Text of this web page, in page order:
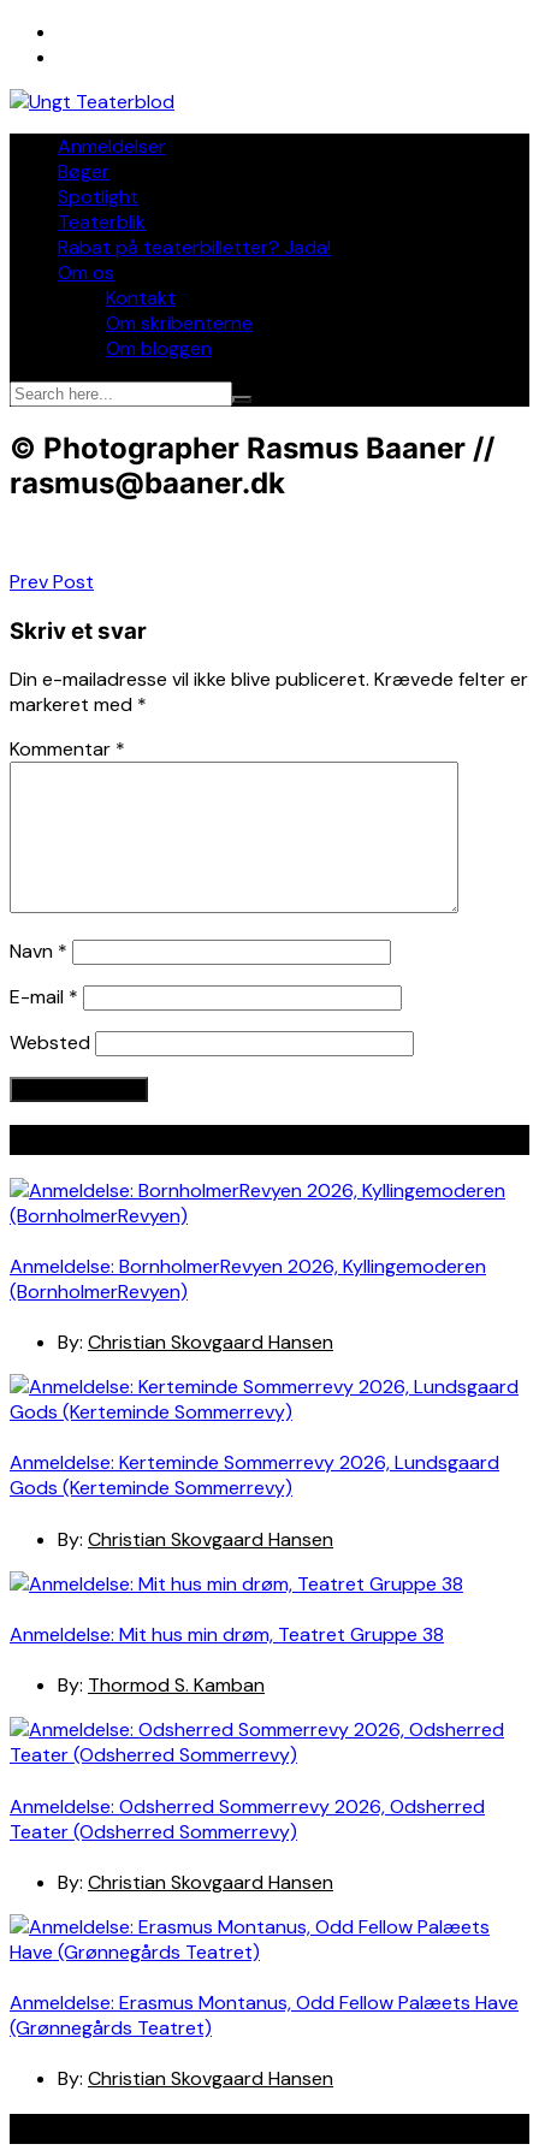
Skip
Anmeldelser
Bøger
Spotlight
Teaterblik
Rabat på teaterbilletter? Jada!
Om os
Kontakt
Om skribenterne
Om bloggen
© Photographer Rasmus Baaner //
rasmus@baaner.dk
Indlægsnavigation
Prev Post
Skriv et svar
Din e-mailadresse vil ikke blive publiceret. Krævede felter er
markeret med *
Kommentar *
Navn *
E-mail *
Websted
Anmeldelse: BornholmerRevyen 2026, Kyllingemoderen
(BornholmerRevyen)
By: Christian Skovgaard Hansen
Anmeldelse: Kerteminde Sommerrevy 2026, Lundsgaard
Gods (Kerteminde Sommerrevy)
By: Christian Skovgaard Hansen
Anmeldelse: Mit hus min drøm, Teatret Gruppe 38
By: Thormod S. Kamban
Anmeldelse: Odsherred Sommerrevy 2026, Odsherred
Teater (Odsherred Sommerrevy)
By: Christian Skovgaard Hansen
Anmeldelse: Erasmus Montanus, Odd Fellow Palæets Have
(Grønnegårds Teatret)
By: Christian Skovgaard Hansen